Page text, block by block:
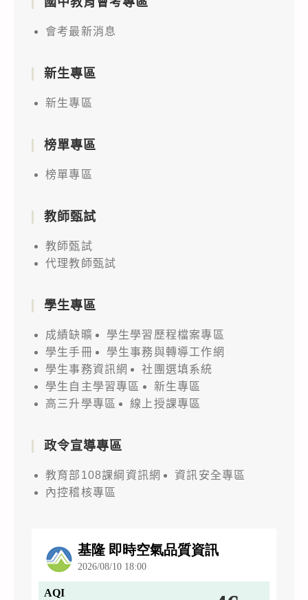
會考最新消息
新生專區
新生專區
榜單專區
榜單專區
教師甄試
教師甄試
代理教師甄試
學生專區
成績缺曠
學生學習歷程檔案專區
學生手冊
學生事務與轉導工作網
學生事務資訊網
社團選填系統
學生自主學習專區
新生專區
高三升學專區
線上授課專區
政令宣導專區
教育部108課綱資訊網
資訊安全專區
內控稽核專區